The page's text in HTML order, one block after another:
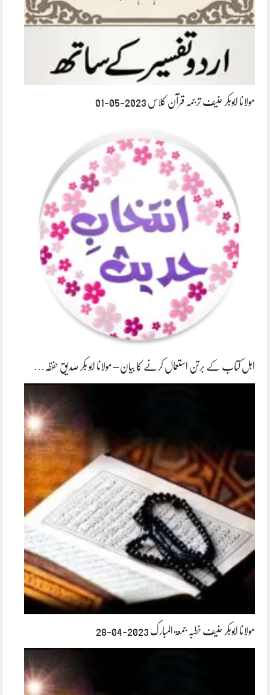
مولانا ابوبکر حنیف ترجمہ قرآن کلاس 2023-05-01
اہل کتاب کے برتن استعمال کرنے کا بیان – مولانا ابو بکر صدیق حفظہ…
مولانا ابوبکر حنیف خطبہ جمعۃ المبارک 2023-04-28